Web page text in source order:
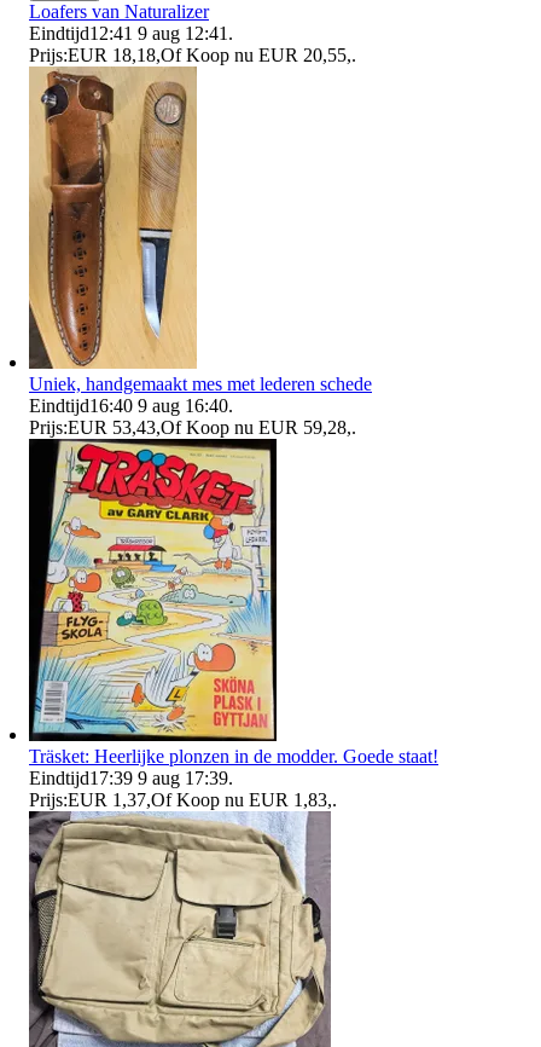
Loafers van Naturalizer
Eindtijd12:41 9 aug 12:41 .
Prijs:EUR 18,18,Of Koop nu EUR 20,55,.
Uniek, handgemaakt mes met lederen schede
Eindtijd16:40 9 aug 16:40.
Prijs:EUR 53,43,Of Koop nu EUR 59,28,.
Träsket: Heerlijke plonzen in de modder. Goede staat!
Eindtijd17:39 9 aug 17:39.
Prijs:EUR 1,37,Of Koop nu EUR 1,83,.